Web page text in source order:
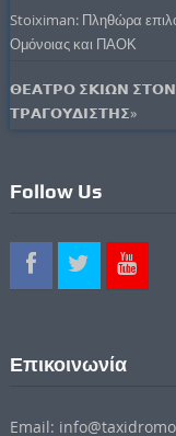
Stoiximan: Πληθώρα
Ομόνοιας και ΠΑΟΚ
𝝝𝝚𝝖𝝩𝝦𝝤 𝝨𝝟𝝞𝝮𝝢
𝝩𝝦𝝖𝝘𝝤𝝪𝝙𝝞𝝨𝝩𝝜𝝨»
Follow Us
Επικοινωνία
Email: